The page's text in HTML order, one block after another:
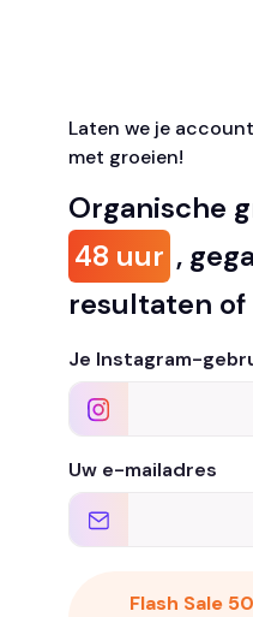
Laten we je
met groeien!
Organische
48 uur ,
resultaten
Je Instagram-
Uw e-mailadres
Flash Sale